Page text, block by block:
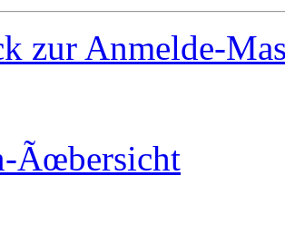
zur Anmelde-
Ãœbersicht